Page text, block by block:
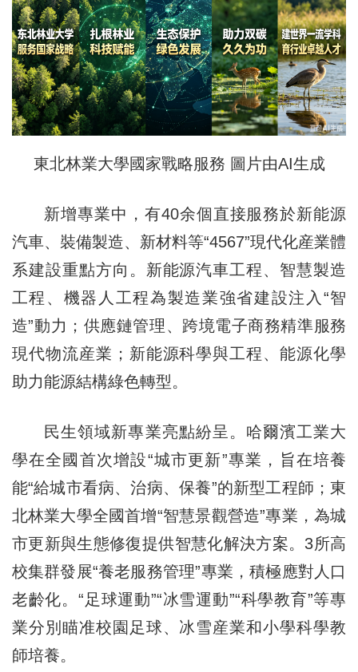
東北林業大學國家戰略服務 圖片由AI生成
新增專業中，有40余個直接服務於新能源
汽車、裝備製造、新材料等“4567”現代化産業體
系建設重點方向。新能源汽車工程、智慧製造
工程、機器人工程為製造業強省建設注入“智
造”動力；供應鏈管理、跨境電子商務精準服務
現代物流産業；新能源科學與工程、能源化學
助力能源結構綠色轉型。
民生領域新專業亮點紛呈。哈爾濱工業大
學在全國首次增設“城市更新”專業，旨在培養
能“給城市看病、治病、保養”的新型工程師；東
北林業大學全國首增“智慧景觀營造”專業，為城
市更新與生態修復提供智慧化解決方案。3所高
校集群發展“養老服務管理”專業，積極應對人口
老齡化。“足球運動”“冰雪運動”“科學教育”等專
業分別瞄准校園足球、冰雪産業和小學科學教
師培養。